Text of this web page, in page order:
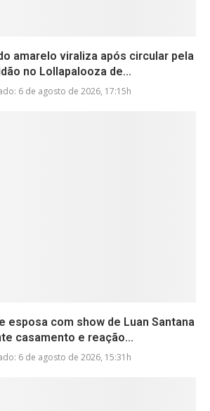
amarelo viraliza após circular pela
no Lollapalooza de...
6 de agosto de 2026, 17:15h
esposa com show de Luan Santana
casamento e reação...
6 de agosto de 2026, 15:31h